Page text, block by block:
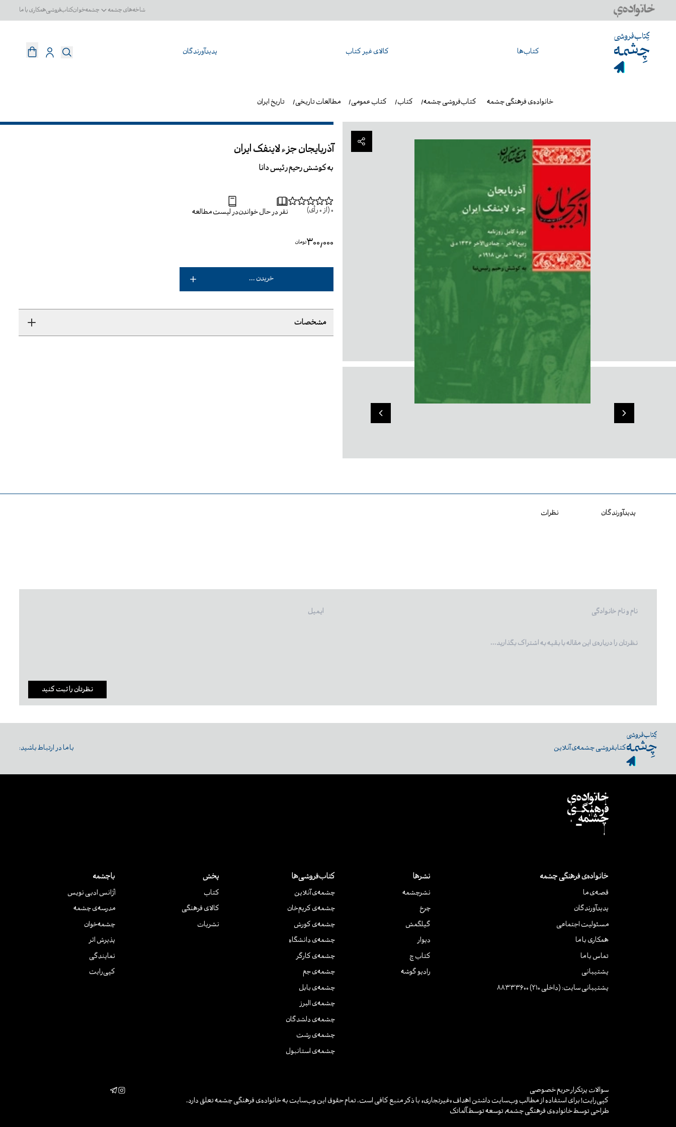
شاخه‌های چشمه چشمه‌خوانکتاب‌فروشیهمکاری با ما
کتاب‌ها کالای غیر کتاب پدیدآورندگان
تاریخ ایران مطالعات تاریخی کتاب عمومی کتاب کتاب‌فروشی چشمه خانواده‌ی فرهنگی چشمه
آذربایجان جزء لاینفک ایران
به کوشش رحیم رئیس دانا
0 (از 0 رأی) نفر در حال خواندندر لیست مطالعه
۳۰۰٬۰۰۰تومان
خریدن ...
مشخصات
پدیدآورندگان نظرات
نظرتان را ثبت کنید
کتابفروشی چشمه‌ی آنلاین با ما در ارتباط باشید:
خانواده‌ی فرهنگی چشمه
قصه‌ی ما
پدیدآورندگان
مسئولیت اجتماعی
همکاری با ما
تماس با ما
پشتیبانی
پشتیبانی سایت: (داخلی 210) 88333600
نشرها
نشر‌چشمه
چرخ
گیلگمش
دیوار
کتاب چ
رادیو گوشه
کتاب‌فروشی‌ها
چشمه‌ی آنلاین
چشمه‌ی کریم‌خان
چشمه‌ی کورش
چشمه‌ی دانشگاه
چشمه‌ی کارگر
چشمه‌ی جم
چشمه‌ی بابل
چشمه‌ی البرز
چشمه‌ی دلشدگان
چشمه‌ی رشت
چشمه‌ی استانبول
پخش
کتاب
کالای فرهنگی
نشریات
باچشمه
آژانس ادبی نویس
مدرسه‌ی چشمه
چشمه‌خوان
پذیرش اثر
نمایندگی
کپی‌رایت
سوالات پرتکرارحریم خصوصی
کپی‌رایت! برای استفاده از مطالب وب‌سایت داشتن اهداف «غیرتجاری» با ذکر منبع کافی است. تمام حقوق این وب‌سایت به خانواده‌ی فرهنگی چشمه تعلق دارد.
طراحی توسط خانواده‌ی فرهنگی چشمه، توسعه توسط آلماتک